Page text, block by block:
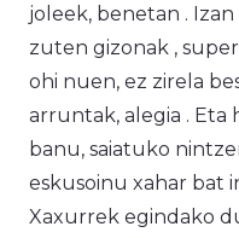
joleek, benetan .
zuten gizonak ,
ohi nuen, ez zirela
arruntak, alegia . Eta
banu, saiatuko
eskusoinu xahar bat
Xaxurrek egindako